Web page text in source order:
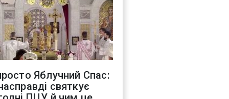
Яблучний Спас:
святкує